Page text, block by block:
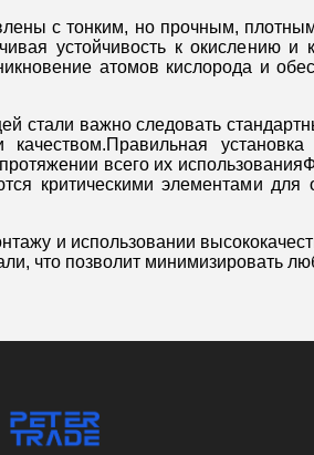
с тонким, но прочным,
устойчивость к окислению и
атомов кислорода и
стали важно следовать
качеством.Правильная
всего их
критическими элементами для
и использовании
что позволит минимизировать